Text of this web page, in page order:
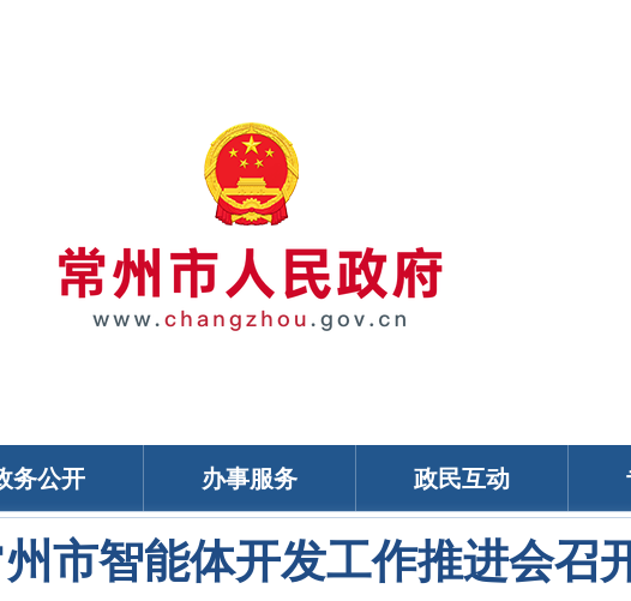
务公开 办事服务 政民互动
市智能体开发工作推进会召